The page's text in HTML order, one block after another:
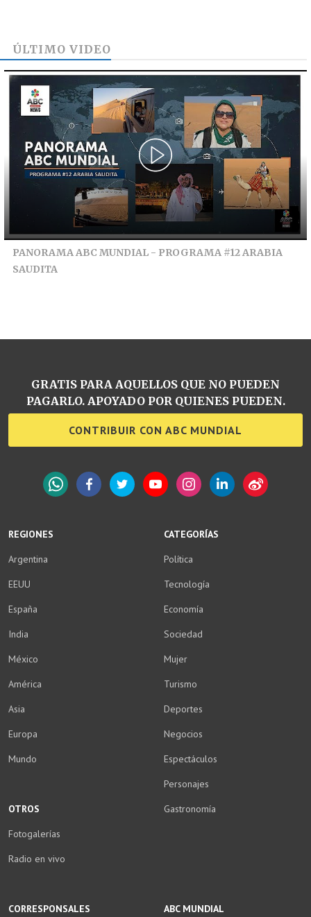
ÚLTIMO VIDEO
PANORAMA ABC MUNDIAL - PROGRAMA #12 ARABIA
SAUDITA
REGIONES
Argentina
EEUU
España
India
México
América
Asia
Europa
Mundo
CATEGORÍAS
Política
Tecnología
Economía
Sociedad
Mujer
Turismo
Deportes
Negocios
Espectáculos
Personajes
Gastronomía
CORRESPONSALES
OTROS
Fotogalerías
Radio en vivo
ABC MUNDIAL
GRATIS PARA AQUELLOS QUE NO PUEDEN
PAGARLO. APOYADO POR QUIENES PUEDEN.
CONTRIBUIR CON ABC MUNDIAL